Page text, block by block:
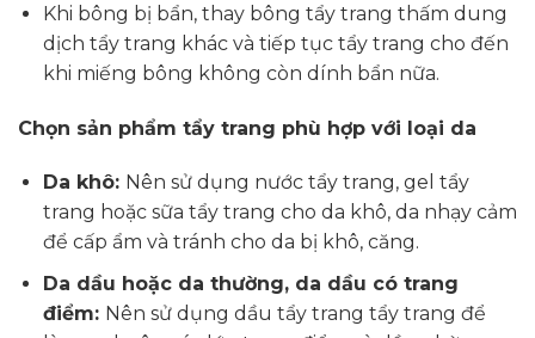
Khi bông bị bẩn, thay bông tẩy trang thấm dung
dịch tẩy trang khác và tiếp tục tẩy trang cho đến
khi miếng bông không còn dính bẩn nữa.
Chọn sản phẩm tẩy trang phù hợp với loại da
Da khô: Nên sử dụng nước tẩy trang, gel tẩy
trang hoặc sữa tẩy trang cho da khô, da nhạy cảm
để cấp ẩm và tránh cho da bị khô, căng.
Da dầu hoặc da thường, da dầu có trang
điểm: Nên sử dụng dầu tẩy trang tẩy trang để